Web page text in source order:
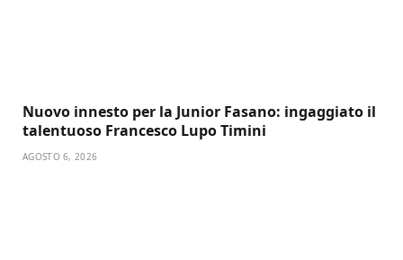
Nuovo innesto per la Junior Fasano: ingaggiato il
talentuoso Francesco Lupo Timini
AGOSTO 6, 2026